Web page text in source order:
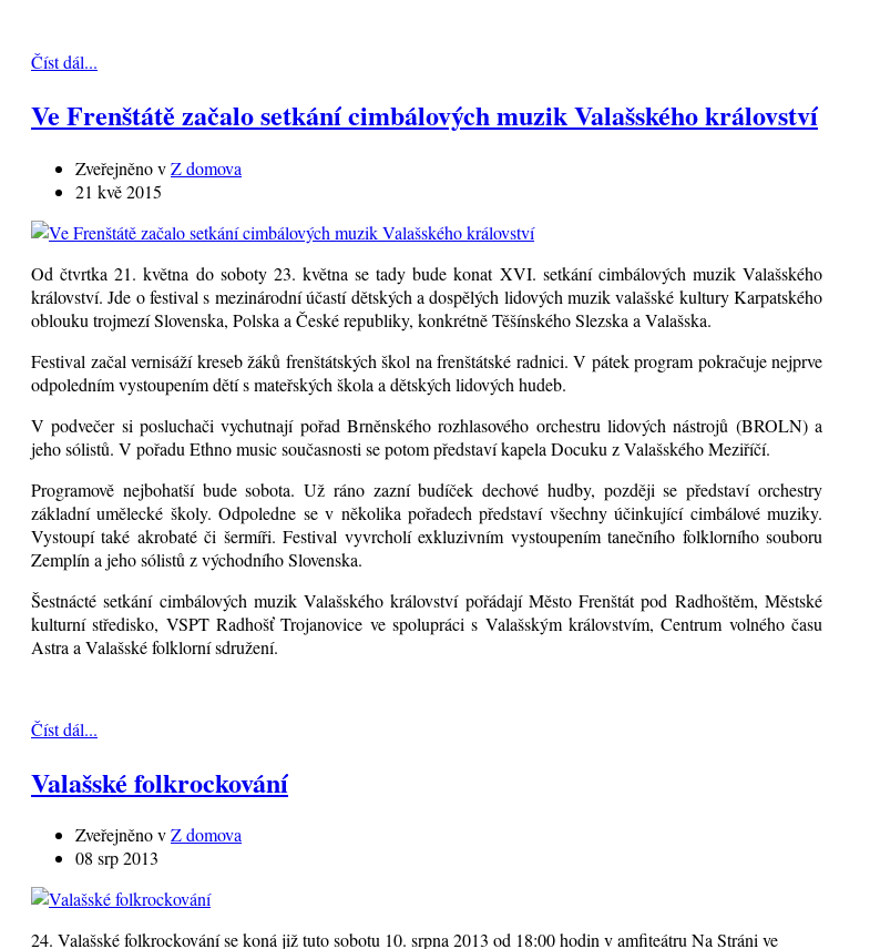
Číst dál...
Ve Frenštátě začalo setkání cimbálových muzik Valašského království
Zveřejněno vZ domova
21 kvě 2015
Od čtvrtka 21. května do soboty 23. května se tady bude konat XVI. setkání cimbálových muzik Valašského
království. Jde o festival s mezinárodní účastí dětských a dospělých lidových muzik valašské kultury Karpatského
oblouku trojmezí Slovenska, Polska a České republiky, konkrétně Těšínského Slezska a Valašska.
Festival začal vernisáží kreseb žáků frenštátských škol na frenštátské radnici. V pátek program pokračuje nejprve
odpoledním vystoupením dětí s mateřských škola a dětských lidových hudeb.
V podvečer si posluchači vychutnají pořad Brněnského rozhlasového orchestru lidových nástrojů (BROLN) a
jeho sólistů. V pořadu Ethno music současnosti se potom představí kapela Docuku z Valašského Meziříčí.
Programově nejbohatší bude sobota. Už ráno zazní budíček dechové hudby, později se představí orchestry
základní umělecké školy. Odpoledne se v několika pořadech představí všechny účinkující cimbálové muziky.
Vystoupí také akrobaté či šermíři. Festival vyvrcholí exkluzivním vystoupením tanečního folklorního souboru
Zemplín a jeho sólistů z východního Slovenska.
Šestnácté setkání cimbálových muzik Valašského království pořádají Město Frenštát pod Radhoštěm, Městské
kulturní středisko, VSPT Radhošť Trojanovice ve spolupráci s Valašským královstvím, Centrum volného času
Astra a Valašské folklorní sdružení.
Číst dál...
Valašské folkrockování
Zveřejněno vZ domova
08 srp 2013
24. Valašské folkrockování se koná již tuto sobotu 10. srpna 2013 od 18:00 hodin v amfiteátru Na Stráni ve